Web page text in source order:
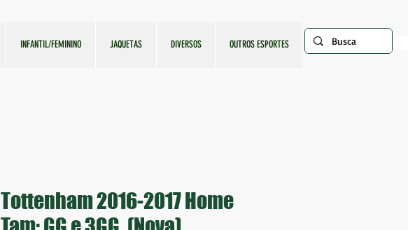
INFANTIL/FEMININO JAQUETAS DIVERSOS OUTROS ESPORTES
Tottenham 2016-2017 Home